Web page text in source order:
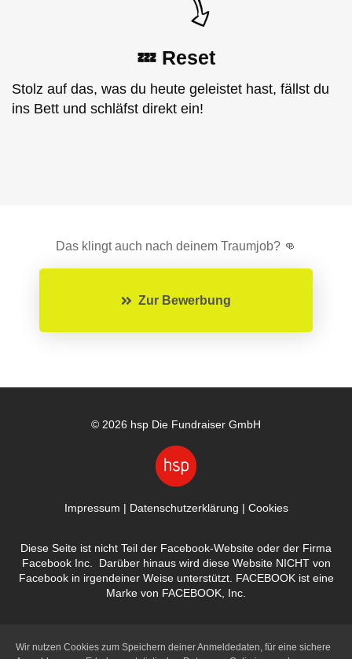
💤 Reset
Stolz auf das, was du heute geleistet hast, fällst du
ins Bett und schläfst direkt ein!
Das klingt auch nach deinem Traumjob? 👊
Zur Bewerbung
© 2026 hsp Die Fundraiser GmbH
Impressum | Datenschutzerklärung | Cookies
Diese Seite ist nicht Teil der Facebook-Website oder der Firma
Facebook Inc. Darüber hinaus wird diese Website NICHT von
Facebook in irgendeiner Weise unterstützt. FACEBOOK ist eine
Marke von FACEBOOK, Inc.
Wir nutzen Cookies zum Speichern deiner Anmeldedaten, für eine sichere